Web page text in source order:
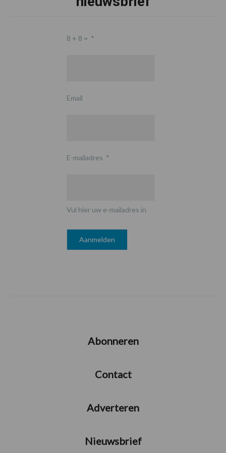
8 + 8 = *
Email
E-mailadres *
Vul hier uw e-mailadres in
Abonneren
Contact
Adverteren
Nieuwsbrief